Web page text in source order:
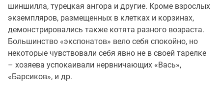
шиншилла, турецкая ангора и другие. Кроме взрослых
экземпляров, размещенных в клетках и корзинах,
демонстрировались также котята разного возраста.
Большинство «экспонатов» вело себя спокойно, но
некоторые чувствовали себя явно не в своей тарелке
– хозяева успокаивали нервничающих «Вась»,
«Барсиков», и др.